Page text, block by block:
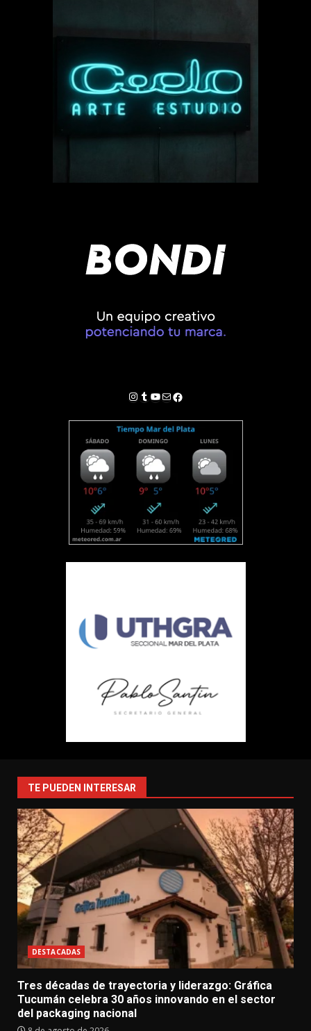
Instagram
Tumblr
YouTube
Correo electrónico
Facebook
TE PUEDEN INTERESAR
DESTACADAS
Tres décadas de trayectoria y liderazgo: Gráfica
Tucumán celebra 30 años innovando en el sector
del packaging nacional